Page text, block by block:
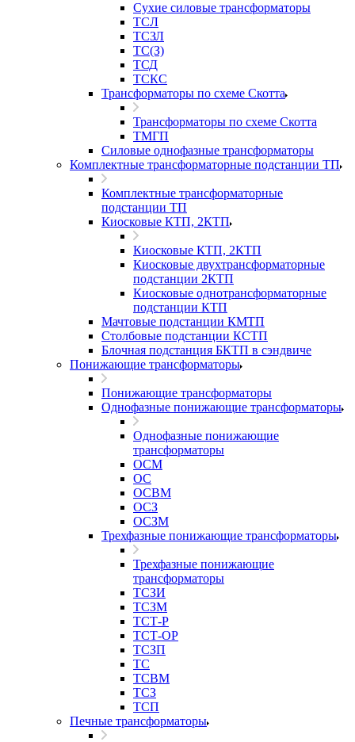
Сухие силовые трансформаторы
ТСЛ
ТСЗЛ
ТС(З)
ТСД
ТСКС
Трансформаторы по схеме Скотта
Трансформаторы по схеме Скотта
ТМГП
Силовые однофазные трансформаторы
Комплектные трансформаторные подстанции ТП
Комплектные трансформаторные
подстанции ТП
Киосковые КТП, 2КТП
Киосковые КТП, 2КТП
Киосковые двухтрансформаторные
подстанции 2КТП
Киосковые однотрансформаторные
подстанции КТП
Мачтовые подстанции КМТП
Столбовые подстанции КСТП
Блочная подстанция БКТП в сэндвиче
Понижающие трансформаторы
Понижающие трансформаторы
Однофазные понижающие трансформаторы
Однофазные понижающие
трансформаторы
ОСМ
ОС
ОСВМ
ОСЗ
ОСЗМ
Трехфазные понижающие трансформаторы
Трехфазные понижающие
трансформаторы
ТСЗИ
ТСЗМ
ТСТ-Р
ТСТ-ОР
ТСЗП
ТС
ТСВМ
ТСЗ
ТСП
Печные трансформаторы